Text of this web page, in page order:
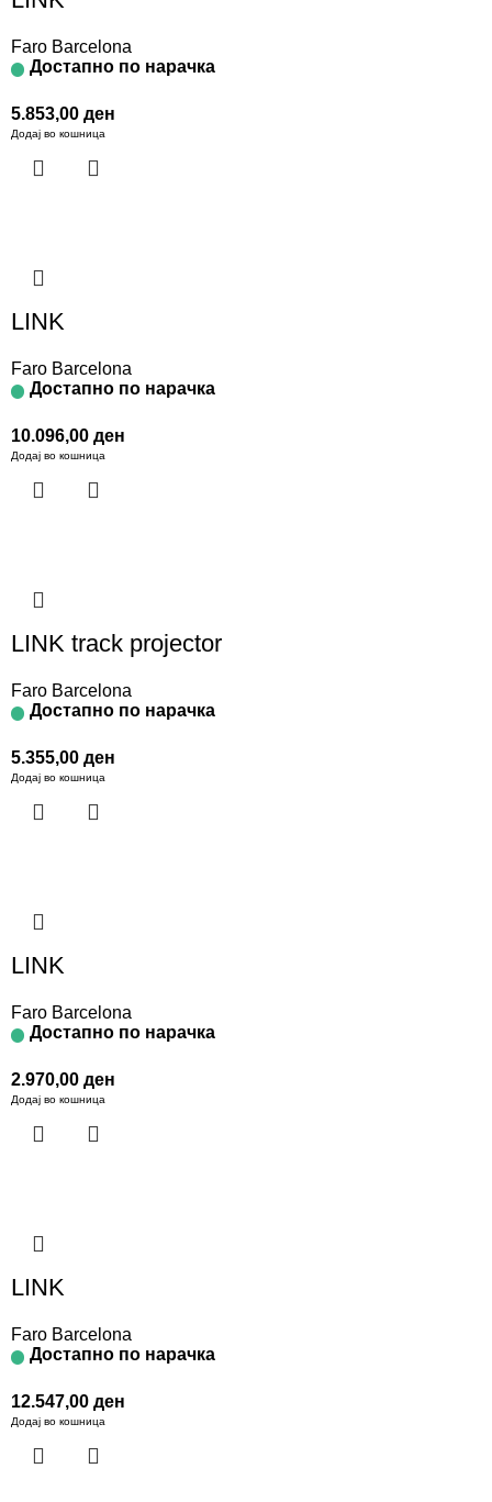
Faro Barcelona
Достапно по нарачка
5.853,00 ден
Додај во кошница
LINK
Faro Barcelona
Достапно по нарачка
10.096,00 ден
Додај во кошница
LINK track projector
Faro Barcelona
Достапно по нарачка
5.355,00 ден
Додај во кошница
LINK
Faro Barcelona
Достапно по нарачка
2.970,00 ден
Додај во кошница
LINK
Faro Barcelona
Достапно по нарачка
12.547,00 ден
Додај во кошница